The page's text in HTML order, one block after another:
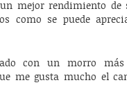
mejor rendimiento de
como se puede
con un morro
me gusta mucho el